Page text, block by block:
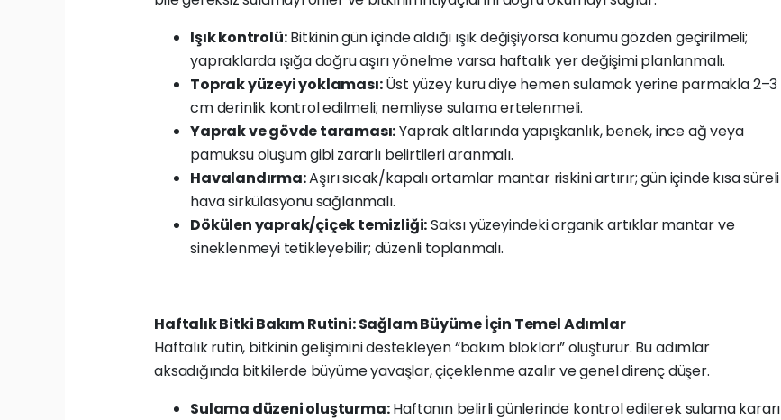
Işık kontrolü:Bitkinin gün içinde aldığı ışık değişiyorsa konumu gözden geçirilmeli;
yapraklarda ışığa doğru aşırı yönelme varsa haftalık yer değişimi planlanmalı.
Toprak yüzeyi yoklaması:Üst yüzey kuru diye hemen sulamak yerine parmakla 2–3
cm derinlik kontrol edilmeli; nemliyse sulama ertelenmeli.
Yaprak ve gövde taraması:Yaprak altlarında yapışkanlık, benek, ince ağ veya
pamuksu oluşum gibi zararlı belirtileri aranmalı.
Havalandırma:Aşırı sıcak/kapalı ortamlar mantar riskini artırır; gün içinde kısa süreli
hava sirkülasyonu sağlanmalı.
Dökülen yaprak/çiçek temizliği:Saksı yüzeyindeki organik artıklar mantar ve
sineklenmeyi tetikleyebilir; düzenli toplanmalı.
Haftalık Bitki Bakım Rutini: Sağlam Büyüme İçin Temel Adımlar
Haftalık rutin, bitkinin gelişimini destekleyen “bakım blokları” oluşturur. Bu adımlar
aksadığında bitkilerde büyüme yavaşlar, çiçeklenme azalır ve genel direnç düşer.
Sulama düzeni oluşturma:Haftanın belirli günlerinde kontrol edilerek sulama kararı